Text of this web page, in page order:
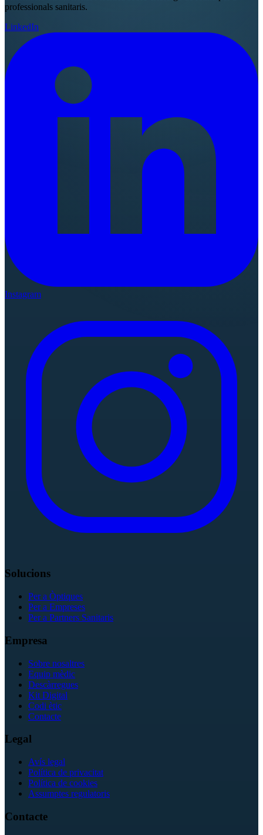
professionals sanitaris.
LinkedIn
Instagram
Solucions
Per a Òptiques
Per a Empreses
Per a Partners Sanitaris
Empresa
Sobre nosaltres
Equip mèdic
Descàrregues
Kit Digital
Codi ètic
Contacte
Legal
Avís legal
Política de privacitat
Política de cookies
Assumptes regulatoris
Contacte